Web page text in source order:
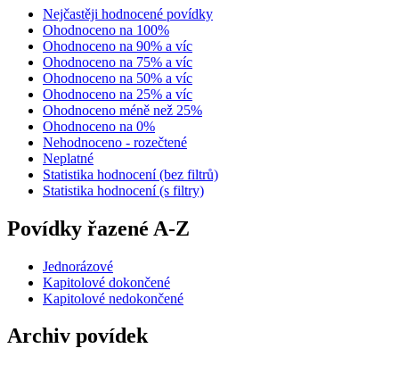
Nejčastěji hodnocené povídky
Ohodnoceno na 100%
Ohodnoceno na 90% a víc
Ohodnoceno na 75% a víc
Ohodnoceno na 50% a víc
Ohodnoceno na 25% a víc
Ohodnoceno méně než 25%
Ohodnoceno na 0%
Nehodnoceno - rozečtené
Neplatné
Statistika hodnocení (bez filtrů)
Statistika hodnocení (s filtry)
Povídky řazené A-Z
Jednorázové
Kapitolové dokončené
Kapitolové nedokončené
Archiv povídek